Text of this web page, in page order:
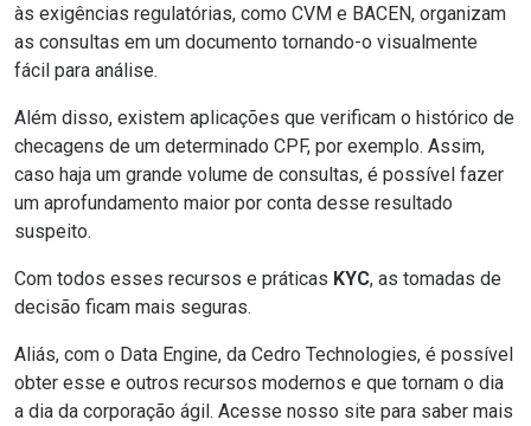
às exigências regulatórias, como CVM e BACEN, organizam
as consultas em um documento tornando-o visualmente
fácil para análise.
Além disso, existem aplicações que verificam o histórico de
checagens de um determinado CPF, por exemplo. Assim,
caso haja um grande volume de consultas, é possível fazer
um aprofundamento maior por conta desse resultado
suspeito.
Com todos esses recursos e práticas KYC, as tomadas de
decisão ficam mais seguras.
Aliás, com o Data Engine, da Cedro Technologies, é possível
obter esse e outros recursos modernos e que tornam o dia
a dia da corporação ágil. Acesse nosso site para saber mais